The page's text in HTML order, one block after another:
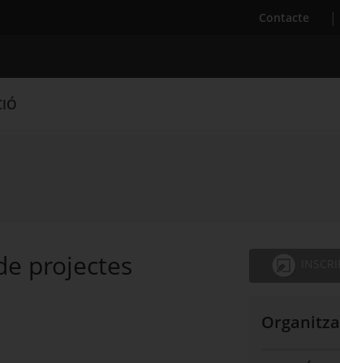
Contacte .
projectes
Organitza